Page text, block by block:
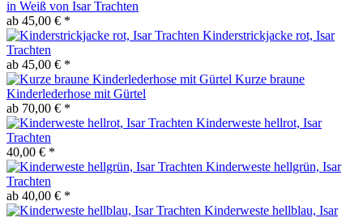
in Weiß von Isar Trachten
ab 45,00 € *
Kinderstrickjacke rot, Isar
Trachten
ab 45,00 € *
Kurze braune
Kinderlederhose mit Gürtel
ab 70,00 € *
Kinderweste hellrot, Isar
Trachten
40,00 € *
Kinderweste hellgrün, Isar
Trachten
ab 40,00 € *
Kinderweste hellblau, Isar